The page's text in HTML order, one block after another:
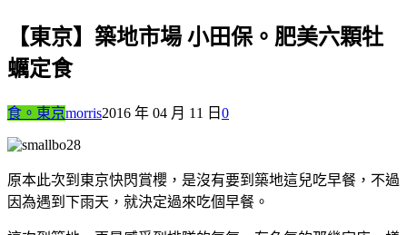
【東京】築地市場 小田保。肥美六顆牡
蠣定食
食。東京morris2016 年 04 月 11 日 0
原本此次到東京快閃賞櫻，是沒有要到築地這兒吃早餐，不過
因為遇到下雨天，就決定過來吃個早餐。